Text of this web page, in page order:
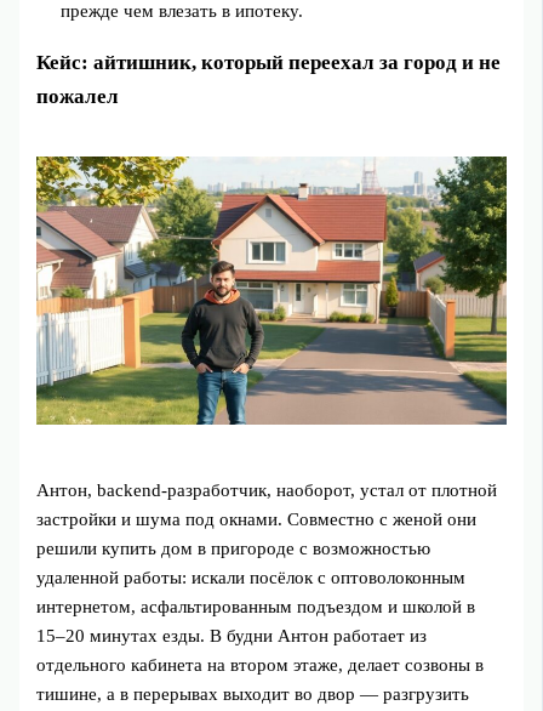
прежде чем влезать в ипотеку.
Кейс: айтишник, который переехал за город и не
пожалел
Антон, backend-разработчик, наоборот, устал от плотной
застройки и шума под окнами. Совместно с женой они
решили купить дом в пригороде с возможностью
удаленной работы: искали посёлок с оптоволоконным
интернетом, асфальтированным подъездом и школой в
15–20 минутах езды. В будни Антон работает из
отдельного кабинета на втором этаже, делает созвоны в
тишине, а в перерывах выходит во двор — разгрузить